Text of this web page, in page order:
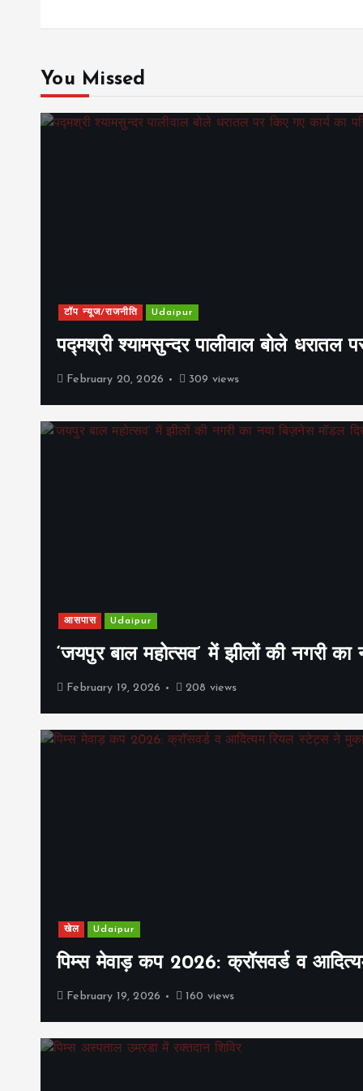
You Missed
टॉप न्यूज/राजनीति Udaipur
पद्मश्री श्यामसुन्दर पालीवाल बोले धरातल
February 20, 2026 309 views
आसपास Udaipur
‘जयपुर बाल महोत्सव’ में झीलों की नगरी
February 19, 2026 208 views
खेल Udaipur
पिम्स मेवाड़ कप 2026: क्रॉसवर्ड व
February 19, 2026 160 views